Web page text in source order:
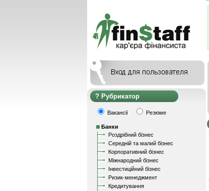
Рубрикатор
Вакансії Резюме
Банки
Роздрібний бізнес
Середній та малий бізнес
Корпоративний бізнес
Міжнародний бізнес
Інвестиційний бізнес
Ризик-менеджмент
Кредитування